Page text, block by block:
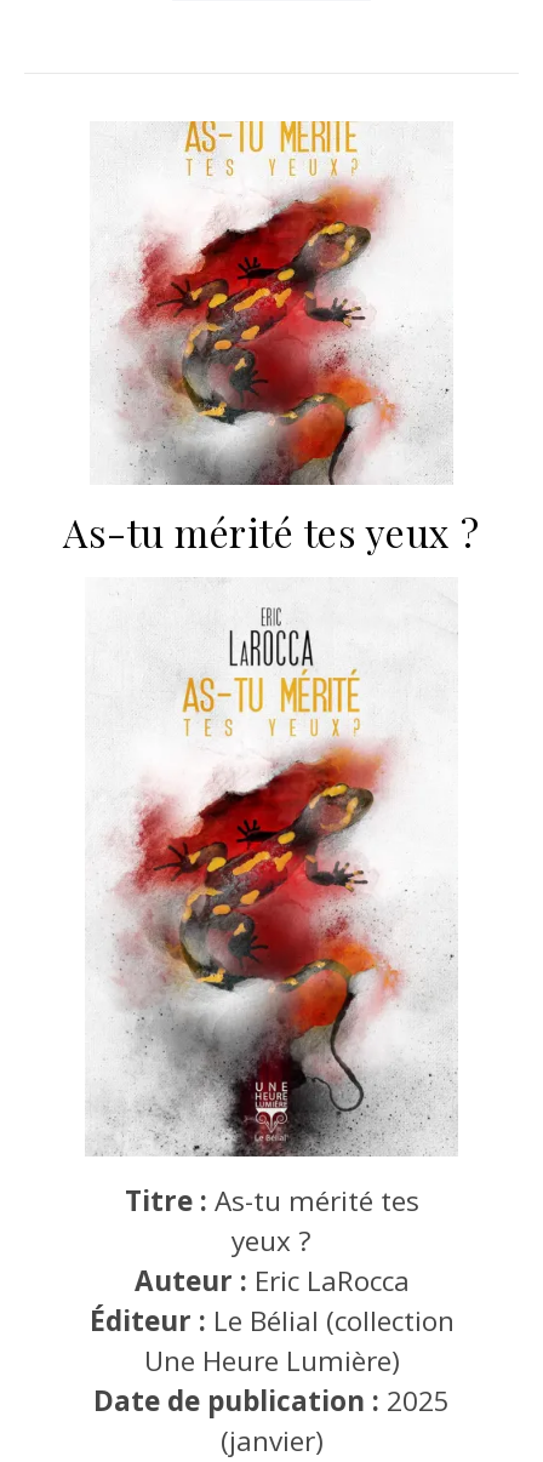
As-tu mérité tes yeux ?
Titre : As-tu mérité tes
yeux ?
Auteur : Eric LaRocca
Éditeur : Le Bélial (collection
Une Heure Lumière)
Date de publication : 2025
(janvier)